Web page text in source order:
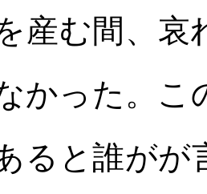
産む間、
かった。こ
ると誰がが